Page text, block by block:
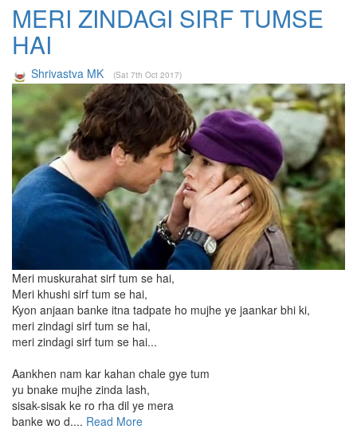
MERI ZINDAGI SIRF TUMSE
HAI
Shrivastva MK (Sat 7th Oct 2017)
Meri muskurahat sirf tum se hai,
Meri khushi sirf tum se hai,
Kyon anjaan banke itna tadpate ho mujhe ye jaankar bhi ki,
meri zindagi sirf tum se hai,
meri zindagi sirf tum se hai...
Aankhen nam kar kahan chale gye tum
yu bnake mujhe zinda lash,
sisak-sisak ke ro rha dil ye mera
banke wo d.... Read More